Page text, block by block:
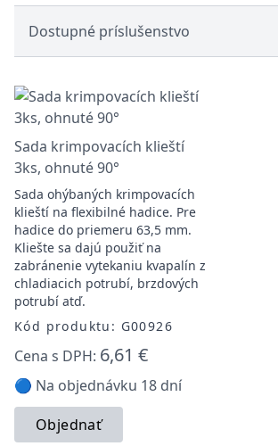
Dostupné príslušenstvo
Sada krimpovacích klieští
3ks, ohnuté 90°
Sada ohýbaných krimpovacích
klieští na flexibilné hadice. Pre
hadice do priemeru 63,5 mm.
Kliešte sa dajú použiť na
zabránenie vytekaniu kvapalín z
chladiacich potrubí, brzdových
potrubí atď.
Kód produktu: G00926
Cena s DPH: 6,61 €
🔵 Na objednávku 18 dní
Objednať